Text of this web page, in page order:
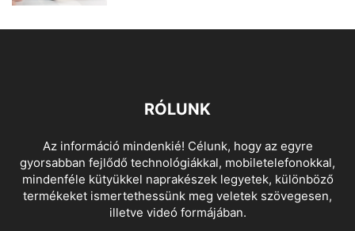
RÓLUNK
Az információ mindenkié! Célunk, hogy az egyre
gyorsabban fejlődő technológiákkal, mobiletelefonokkal,
mindenféle kütyükkel naprakészek legyetek, különböző
termékeket ismertethessünk meg veletek szövegesen,
illetve videó formájában.